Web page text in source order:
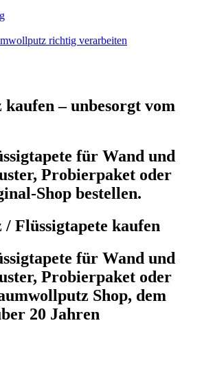
richtig verarbeiten
– unbesorgt vom
für Wand und
Probierpaket oder
Shop bestellen.
Flüssigtapete kaufen
für Wand und
Probierpaket oder
Shop, dem
20 Jahren